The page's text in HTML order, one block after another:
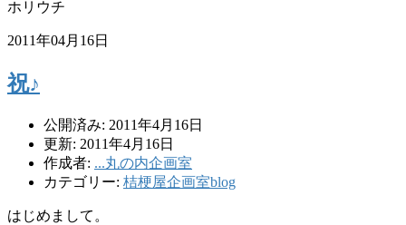
ホリウチ
2011年04月16日
祝♪
公開済み: 2011年4月16日
更新: 2011年4月16日
作成者: ...丸の内企画室
カテゴリー: 桔梗屋企画室blog
はじめまして。